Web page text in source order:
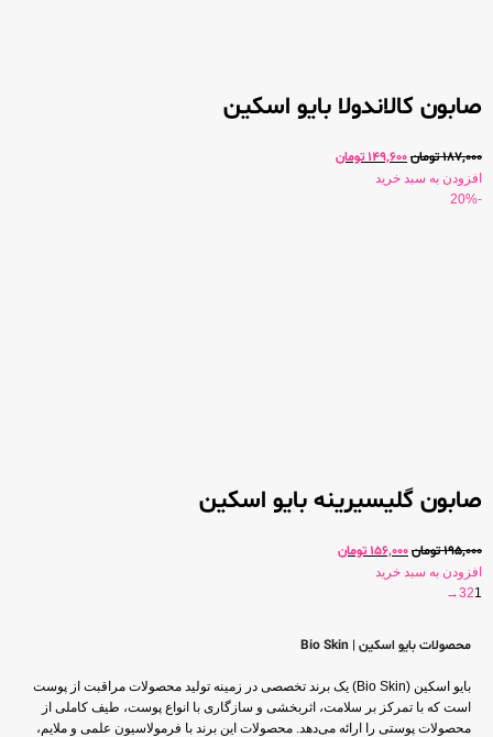
صابون کالاندولا بایو اسکین
187,000تومان149,600 تومان
افزودن به سبد خرید
-20%
صابون گلیسیرینه بایو اسکین
195,000تومان156,000 تومان
افزودن به سبد خرید
1
2
3
→
محصولات بایو اسکین | Bio Skin
بایو اسکین (Bio Skin) یک برند تخصصی در زمینه تولید محصولات مراقبت از پوست
است که با تمرکز بر سلامت، اثربخشی و سازگاری با انواع پوست، طیف کاملی از
محصولات پوستی را ارائه می‌دهد. محصولات این برند با فرمولاسیون علمی و ملایم،